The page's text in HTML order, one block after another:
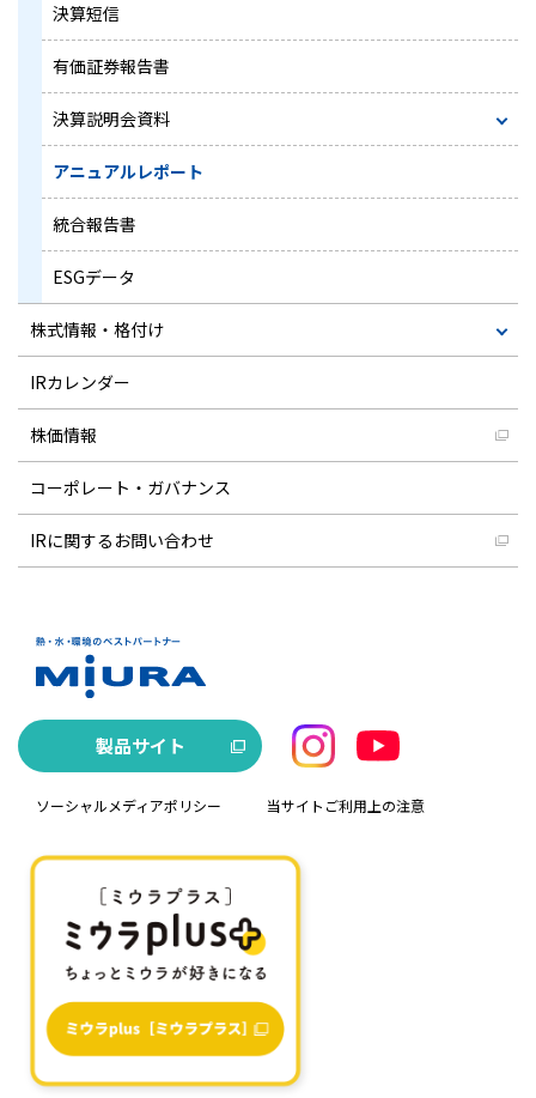
決算短信
有価証券報告書
決算説明会資料
アニュアルレポート
統合報告書
ESGデータ
株式情報・格付け
IRカレンダー
株価情報
コーポレート・ガバナンス
IRに関するお問い合わせ
製品サイト
ソーシャルメディアポリシー 当サイトご利用上の注意